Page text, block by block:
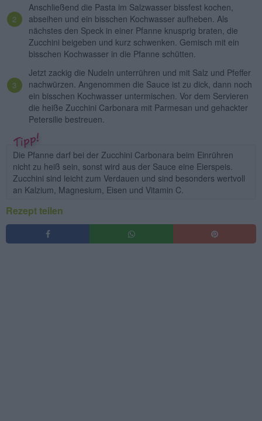
Anschließend die Pasta im Salzwasser bissfest kochen,
abseihen und ein bisschen Kochwasser aufheben. Als
nächstes den Speck in einer Pfanne knusprig braten, die
Zucchini beigeben und kurz schwenken. Gemisch mit ein
bisschen Kochwasser in die Pfanne schütten.
Jetzt zackig die Nudeln unterrühren und mit Salz und Pfeffer
nachwürzen. Angenommen die Sauce ist zu dick, dann noch
ein bisschen Kochwasser untermischen. Vor dem Servieren
die heiße Zucchini Carbonara mit Parmesan und gehackter
Petersilie bestreuen.
Die Pfanne darf bei der Zucchini Carbonara beim Einrühren
nicht zu heiß sein, sonst wird aus der Sauce eine Eierspeis.
Zucchini sind leicht zum Verdauen und sind besonders wertvoll
an Kalzium, Magnesium, Eisen und Vitamin C.
Rezept teilen